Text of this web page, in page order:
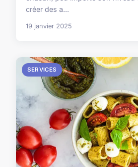
créer des a...
19 janvier 2025
SERVICES